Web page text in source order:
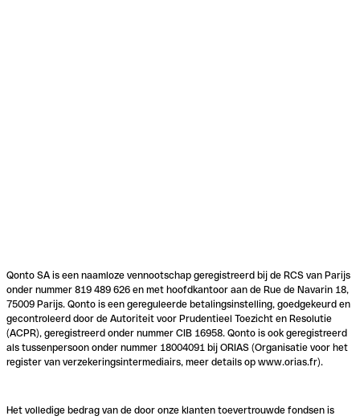
Qonto SA is een naamloze vennootschap geregistreerd bij de RCS van Parijs
onder nummer 819 489 626 en met hoofdkantoor aan de Rue de Navarin 18,
75009 Parijs. Qonto is een gereguleerde betalingsinstelling, goedgekeurd en
gecontroleerd door de Autoriteit voor Prudentieel Toezicht en Resolutie
(ACPR), geregistreerd onder nummer CIB 16958. Qonto is ook geregistreerd
als tussenpersoon onder nummer 18004091 bij ORIAS (Organisatie voor het
register van verzekeringsintermediairs, meer details op www.orias.fr).
Het volledige bedrag van de door onze klanten toevertrouwde fondsen is